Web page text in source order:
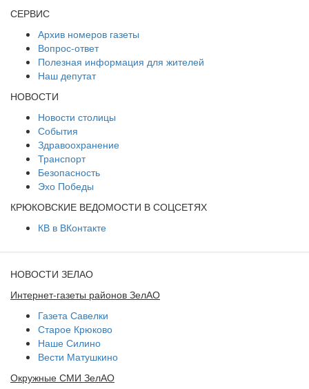
СЕРВИС
Архив номеров газеты
Вопрос-ответ
Полезная информация для жителей
Наш депутат
НОВОСТИ
Новости столицы
События
Здравоохранение
Транспорт
Безопасность
Эхо Победы
КРЮКОВСКИЕ ВЕДОМОСТИ В СОЦСЕТЯХ
КВ в ВКонтакте
НОВОСТИ ЗЕЛАО
Интернет-газеты районов ЗелАО
Газета Савелки
Старое Крюково
Наше Силино
Вести Матушкино
Окружные СМИ ЗелАО